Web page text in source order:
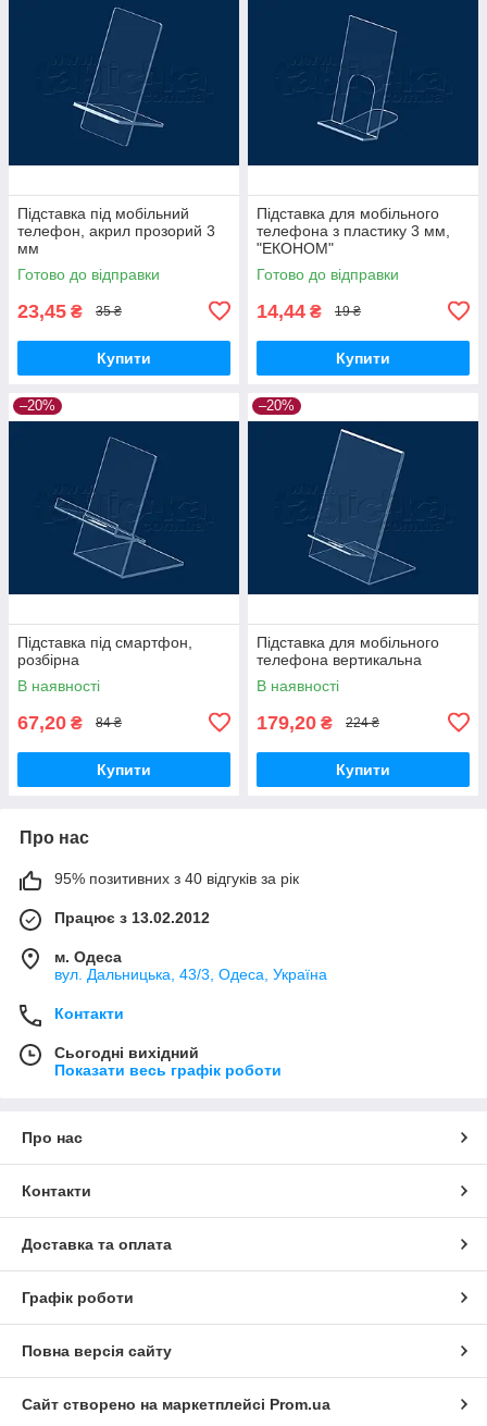
Підставка під мобільний
телефон, акрил прозорий 3
мм
Готово до відправки
23,45 ₴ 35 ₴
Купити
Підставка для мобільного
телефона з пластику 3 мм,
"ЕКОНОМ"
Готово до відправки
14,44 ₴ 19 ₴
Купити
–20%
Підставка під смартфон,
розбірна
В наявності
67,20 ₴ 84 ₴
Купити
–20%
Підставка для мобільного
телефона вертикальна
В наявності
179,20 ₴ 224 ₴
Купити
Про нас
95% позитивних з 40 відгуків за рік
Працює з 13.02.2012
м. Одеса
вул. Дальницька, 43/3, Одеса, Україна
Контакти
Сьогодні вихідний
Показати весь графік роботи
Про нас
Контакти
Доставка та оплата
Графік роботи
Повна версія сайту
Сайт створено на маркетплейсі Prom.ua